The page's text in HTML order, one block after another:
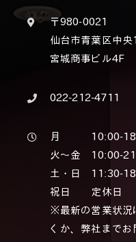
〒980-0021
仙台市青葉区中
宮城商事ビル4F
022-212-4711
月 10:00-
火～金 10:00-
土・日 11:30-
祝日 定休日
※最新の営業状況
くか、弊社までお